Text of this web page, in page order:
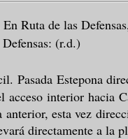
En Ruta de las
(r.d.)
Pasada Estepona
acceso interior hacia
anterior, esta vez
directamente a la